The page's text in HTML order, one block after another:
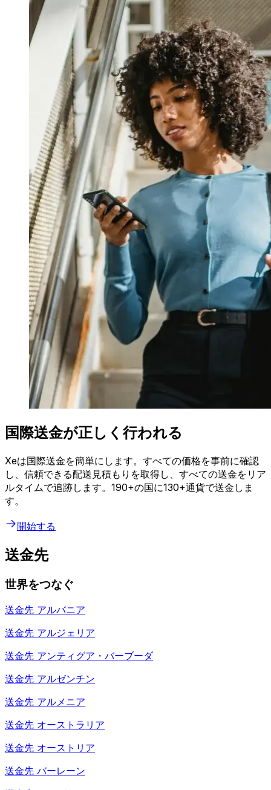
国際送金が正しく行われる
Xeは国際送金を簡単にします。すべての価格を事前に確認
し、信頼できる配送見積もりを取得し、すべての送金をリア
ルタイムで追跡します。190+の国に130+通貨で送金しま
す。
開始する
送金先
世界をつなぐ
送金先 アルバニア
送金先 アルジェリア
送金先 アンティグア・バーブーダ
送金先 アルゼンチン
送金先 アルメニア
送金先 オーストラリア
送金先 オーストリア
送金先 バーレーン